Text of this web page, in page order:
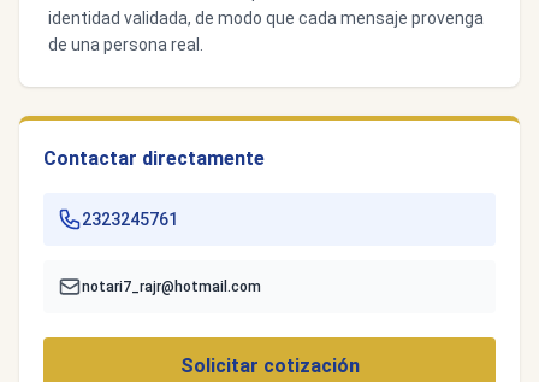
identidad validada, de modo que cada mensaje provenga
de una persona real.
Contactar directamente
2323245761
notari7_rajr@hotmail.com
Solicitar cotización